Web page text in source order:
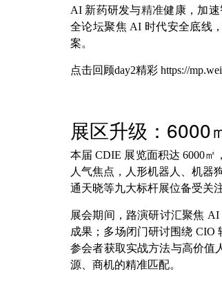
AI 新药研发与精准健康，加
全论坛聚焦 AI 时代安全底线
案。
点击回顾day2精彩 https://
展区升级：6000
本届 CDIE 展览面积达 6000
人气焦点，人形机器人、机器
通天晓等九大标杆展位备受关
展会期间，路演研讨汇聚焦
成果；多场闭门研讨围绕 CIO
参会者获取实战方法与高价值
源、商机的精准匹配。